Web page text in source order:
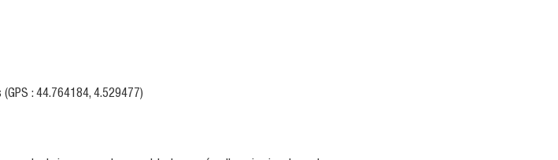
: 44.764184, 4.529477)